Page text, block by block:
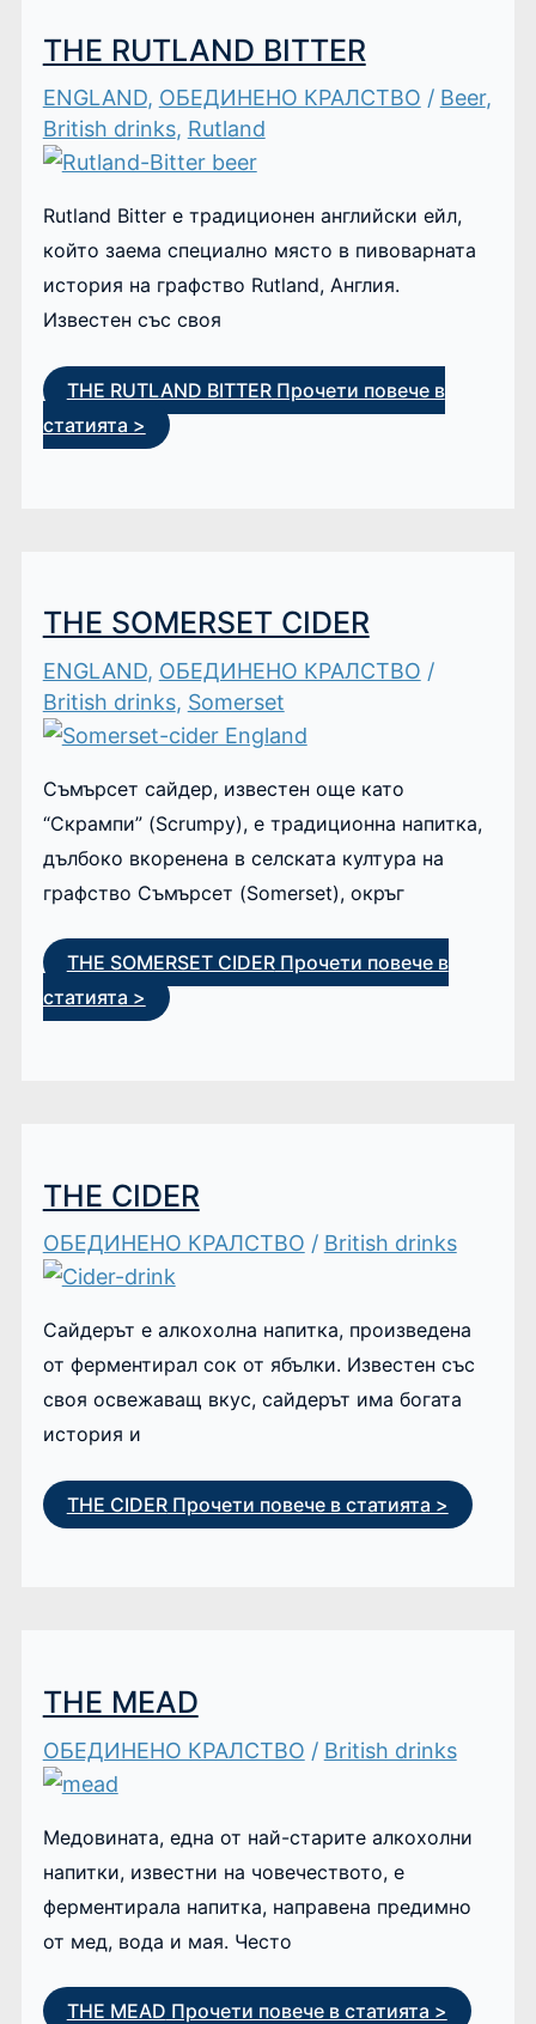
THE RUTLAND BITTER
ENGLAND, ОБЕДИНЕНО КРАЛСТВО / Beer,
British drinks, Rutland
Rutland Bitter е традиционен английски ейл,
който заема специално място в пивоварната
история на графство Rutland, Англия.
Известен със своя
THE RUTLAND BITTERПрочети повече в
статията >
THE SOMERSET CIDER
ENGLAND, ОБЕДИНЕНО КРАЛСТВО /
British drinks, Somerset
Съмърсет сайдер, известен още като
“Скрампи” (Scrumpy), е традиционна напитка,
дълбоко вкоренена в селската култура на
графство Съмърсет (Somerset), окръг
THE SOMERSET CIDERПрочети повече в
статията >
THE CIDER
ОБЕДИНЕНО КРАЛСТВО / British drinks
Сайдерът е алкохолна напитка, произведена
от ферментирал сок от ябълки. Известен със
своя освежаващ вкус, сайдерът има богата
история и
THE CIDERПрочети повече в статията >
THE MEAD
ОБЕДИНЕНО КРАЛСТВО / British drinks
Медовината, една от най-старите алкохолни
напитки, известни на човечеството, е
ферментирала напитка, направена предимно
от мед, вода и мая. Често
THE MEAD Прочети повече в статията >